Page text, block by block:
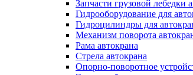
Запчасти грузовой лебедки
Гидрооборудование для
Гидроцилиндры для
Механизм поворота
Рама автокрана
Стрела автокрана
Опорно-поворотное